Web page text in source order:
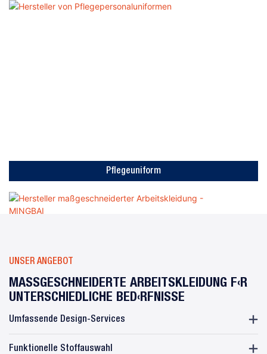
Pflegeuniform
UNSER ANGEBOT
MASSGESCHNEIDERTE ARBEITSKLEIDUNG FÜR U
NTERSCHIEDLICHE BEDÜRFNISSE
Umfassende Design-Services
Funktionelle Stoffauswahl